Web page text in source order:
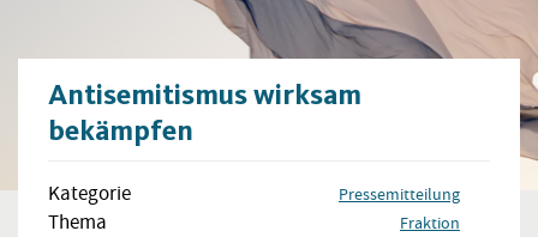
Antisemitismus wirksam
bekämpfen
Kategorie Pressemitteilung
Thema Fraktion